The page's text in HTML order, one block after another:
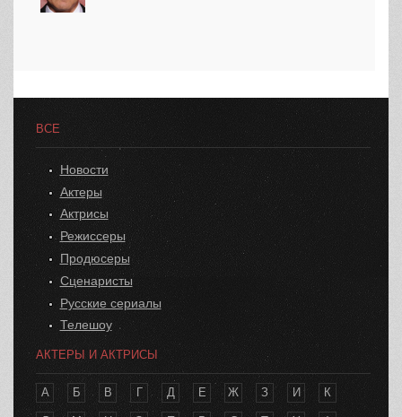
ВСЕ
Новости
Актеры
Актрисы
Режиссеры
Продюсеры
Сценаристы
Русские сериалы
Телешоу
АКТЕРЫ И АКТРИСЫ
А Б В Г Д Е Ж З И К